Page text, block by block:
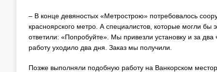
– В конце девяностых «Метрострою» потребовалось
красноярского метро. А специалистов, которые могли
ответили: «Попробуйте». Мы привезли установку и за
работу уходило два дня. Заказ мы получили.
Позже выполняли подобную работу на Ванкорском